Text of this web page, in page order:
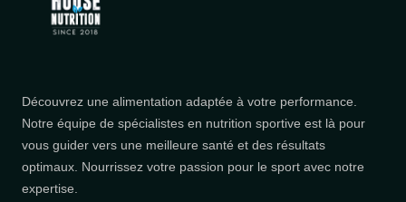
Découvrez une alimentation adaptée à votre performance.
Notre équipe de spécialistes en nutrition sportive est là pour
vous guider vers une meilleure santé et des résultats
optimaux. Nourrissez votre passion pour le sport avec notre
expertise.